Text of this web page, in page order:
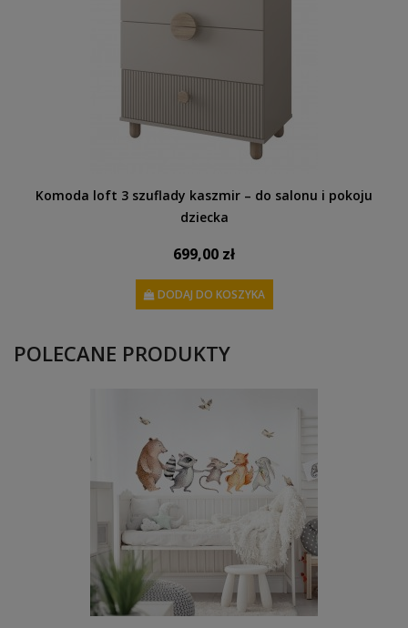
Komoda loft 3 szuflady kaszmir – do salonu i pokoju
dziecka
699,00 zł
DODAJ DO KOSZYKA
POLECANE PRODUKTY